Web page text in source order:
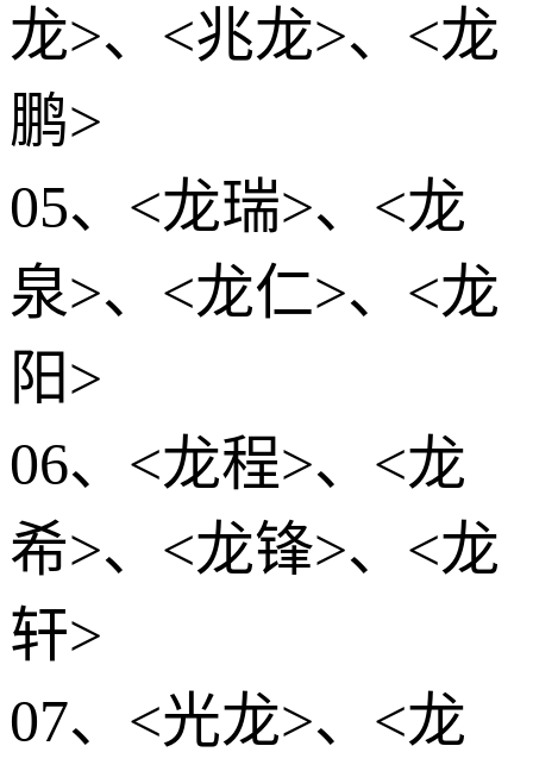
龙>、<兆龙>、<龙
鹏>
05、<龙瑞>、<龙
泉>、<龙仁>、<龙
阳>
06、<龙程>、<龙
希>、<龙锋>、<龙
轩>
07、<光龙>、<龙